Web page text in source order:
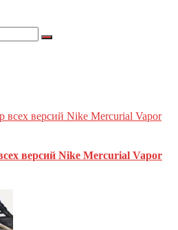
а дизайн и технологии с 2000 года
версий Nike Mercurial Vapor